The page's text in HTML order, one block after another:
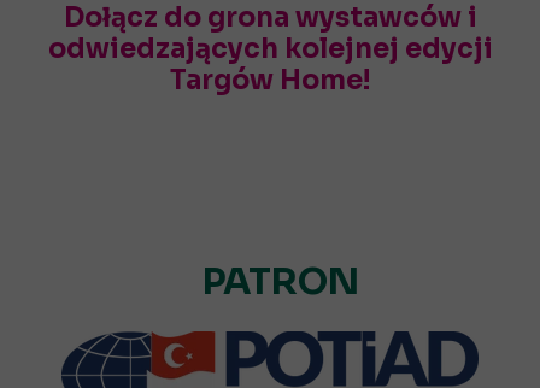
PATRON
Dołącz do grona wystawców i
odwiedzających kolejnej edycji
Targów Home!